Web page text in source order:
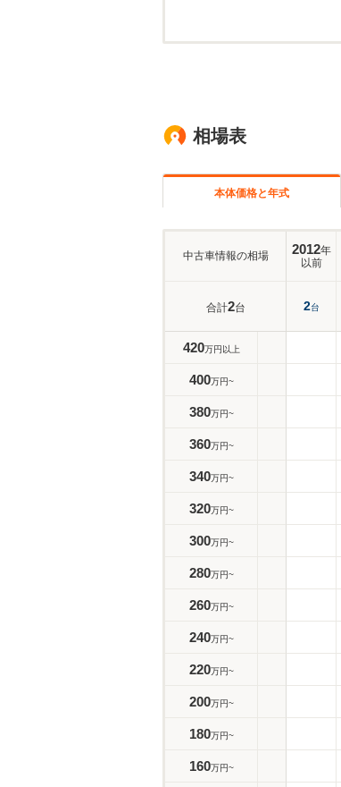
相場表
本体価格と年式
中古車情報の相場 2012年
以前
合計2台 2台
420万円以上
400万円~
380万円~
360万円~
340万円~
320万円~
300万円~
280万円~
260万円~
240万円~
220万円~
200万円~
180万円~
160万円~